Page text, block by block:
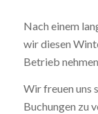
Nach einem
wir diesen
Betrieb nehmen.
Wir freuen uns
Buchungen zu